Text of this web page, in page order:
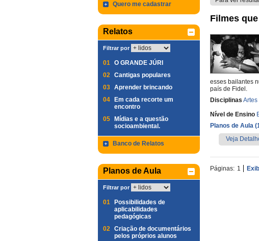
Quero me cadastrar
Relatos
Filtrar por
01 O GRANDE JÚRI
02 Cantigas populares
03 Aprender brincando
04
Em cada recorte um
encontro
05
Mídias e a questão
socioambiental.
Banco de Relatos
Planos de Aula
Filtrar por
01
Possibilidades de
aplicabilidades
pedagógicas
02 Criação de documentários
pelos próprios alunos
Filmes
esses bailantes
país de Fidel.
Disciplinas Artes
Nível de Ensino
Planos de Aula
Veja
Páginas: 1